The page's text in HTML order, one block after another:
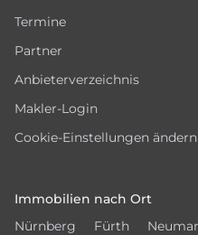
Termine
Partner
Anbieterverzeichnis
Makler-Login
Cookie-Einstellungen ändern
Immobilien nach Ort
Nürnberg
Fürth